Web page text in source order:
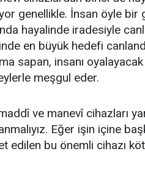
genellikle. İnsan öyle bir
hayalinde iradesiyle
en büyük hedefi
sapan, insanı
meşgul eder.
ve manevî cihazları
Eğer işin içine
edilen bu önemli cihazı